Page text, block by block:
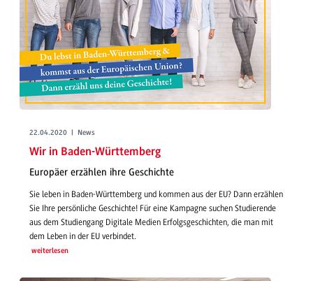
22.04.2020 | News
Wir in Baden-Württemberg
Europäer erzählen ihre Geschichte
Sie leben in Baden-Württemberg und kommen aus der EU? Dann erzählen
Sie Ihre persönliche Geschichte! Für eine Kampagne suchen Studierende
aus dem Studiengang Digitale Medien Erfolgsgeschichten, die man mit
dem Leben in der EU verbindet.
weiterlesen